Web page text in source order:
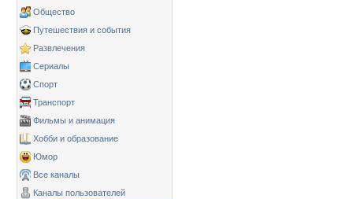
Общество
Путешествия и события
Развлечения
Сериалы
Спорт
Транспорт
Фильмы и анимация
Хобби и образование
Юмор
Все каналы
Каналы пользователей